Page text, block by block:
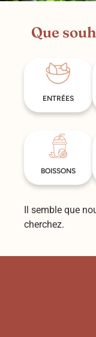
Que
ENTRÉES
BOISSONS
Il semble que
cherchez.